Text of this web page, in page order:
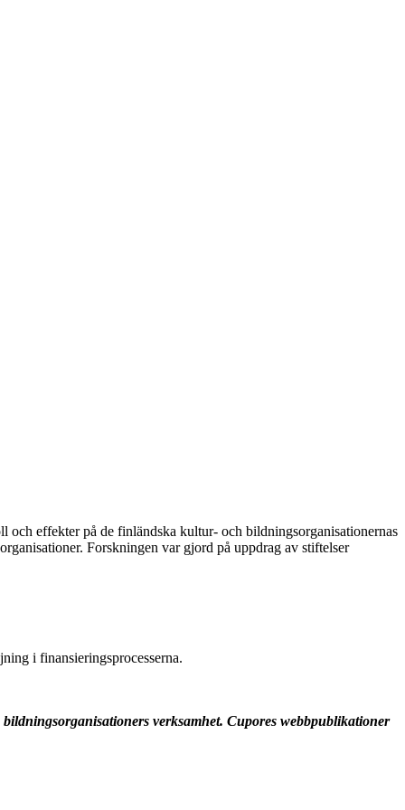
effekter på de finländska kultur- och bildningsorganisationernas
Forskningen var gjord på uppdrag av stiftelser
i finansieringsprocesserna.
verksamhet. Cupores webbpublikationer